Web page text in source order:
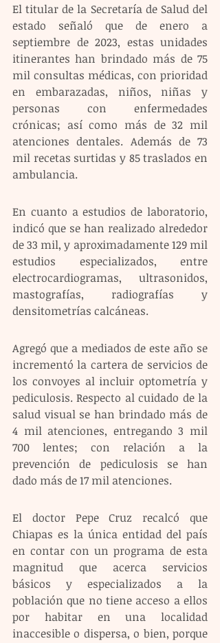
El titular de la Secretaría de Salud del
estado señaló que de enero a
septiembre de 2023, estas unidades
itinerantes han brindado más de 75
mil consultas médicas, con prioridad
en embarazadas, niños, niñas y
personas con enfermedades
crónicas; así como más de 32 mil
atenciones dentales. Además de 73
mil recetas surtidas y 85 traslados en
ambulancia.
En cuanto a estudios de laboratorio,
indicó que se han realizado alrededor
de 33 mil, y aproximadamente 129 mil
estudios especializados, entre
electrocardiogramas, ultrasonidos,
mastografías, radiografías y
densitometrías calcáneas.
Agregó que a mediados de este año se
incrementó la cartera de servicios de
los convoyes al incluir optometría y
pediculosis. Respecto al cuidado de la
salud visual se han brindado más de
4 mil atenciones, entregando 3 mil
700 lentes; con relación a la
prevención de pediculosis se han
dado más de 17 mil atenciones.
El doctor Pepe Cruz recalcó que
Chiapas es la única entidad del país
en contar con un programa de esta
magnitud que acerca servicios
básicos y especializados a la
población que no tiene acceso a ellos
por habitar en una localidad
inaccesible o dispersa, o bien, porque